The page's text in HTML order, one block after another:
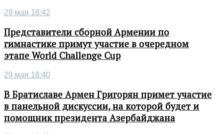
29 мая 18:42
Представители сборной Армении по
гимнастике примут участие в очередном
этапе World Challenge Cup
29 мая 18:40
В Братиславе Армен Григорян примет участие
в панельной дискуссии, на которой будет и
помощник президента Азербайджана